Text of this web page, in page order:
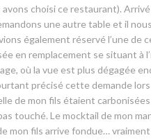
choisi ce restaurant).
une autre table et il
également réservé l’une de
en remplacement se situant à
où la vue est plus dégagée
précisé cette demande
de mon fils étaient
pas touché. Le mocktail de mon
mon fils arrive fondue…